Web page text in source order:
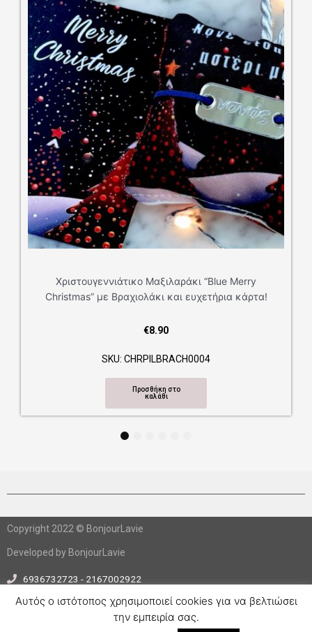
Μαξιλαράκι “Blue Merry
με Βραχιολάκι και ευχετήρια κάρτα!
SKU: CHRPILBRACH0004
4
Copyright 2022 © BonjourLavie
Developed by BonjourLavie
6936732723 - 2167002922
info@bonjourlavie.gr
Αυτός ο ιστότοπος χρησιμοποιεί cookies για να βελτιώσει
την εμπειρία σας.